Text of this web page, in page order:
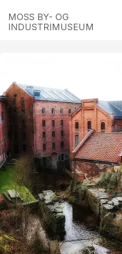
MOSS BY- OG
INDUSTRIMUSEUM